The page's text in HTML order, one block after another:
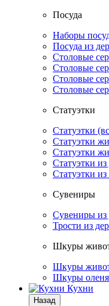
Посуда
Наборы
Посуда из
Столовые
Столовые
Столовые
Столовые
Статуэтки
Статуэтки
Статуэтки
Статуэтки
Статуэтки из
Статуэтки
Сувениры
Сувениры из
Трости из
Шкуры
Шкуры
Шкуры оленя
Кухни
Назад